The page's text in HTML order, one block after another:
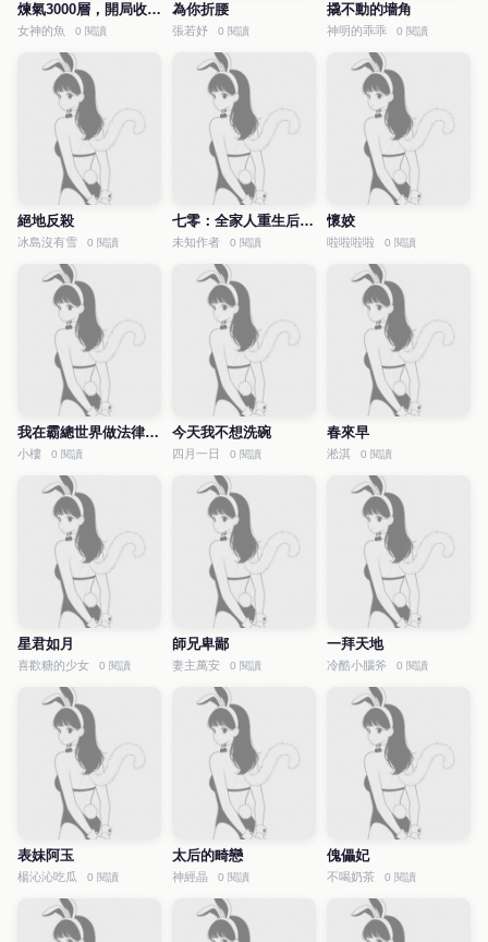
煉氣3000層，開局收女帝為徒
女神的魚 0 閱讀
為你折腰
張若妤 0 閱讀
撬不動的墻角
神明的乖乖 0 閱讀
絕地反殺
冰島沒有雪 0 閱讀
七零：全家人重生后就寵我
未知作者 0 閱讀
懷姣
啦啦啦啦 0 閱讀
我在霸總世界做法律科普
小樓 0 閱讀
今天我不想洗碗
四月一日 0 閱讀
春來早
淞淇 0 閱讀
星君如月
喜歡糖的少女 0 閱讀
師兄卑鄙
妻主萬安 0 閱讀
一拜天地
冷酷小腦斧 0 閱讀
表妹阿玉
楊沁沁吃瓜 0 閱讀
太后的畸戀
神經晶 0 閱讀
傀儡妃
不喝奶茶 0 閱讀